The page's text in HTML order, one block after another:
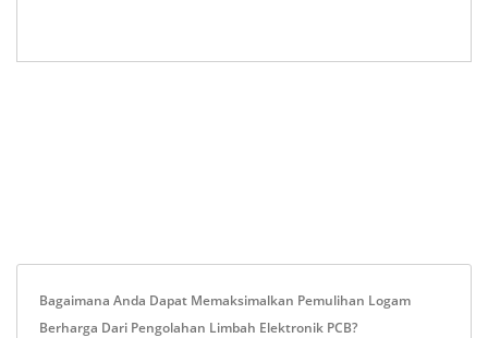
Bagaimana Anda Dapat Memaksimalkan Pemulihan Logam
Berharga Dari Pengolahan Limbah Elektronik PCB?